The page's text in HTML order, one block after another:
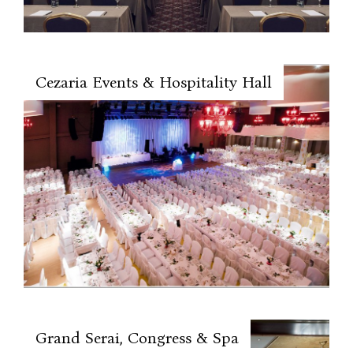
Cezaria Events & Hospitality Hall
Grand Serai, Congress & Spa